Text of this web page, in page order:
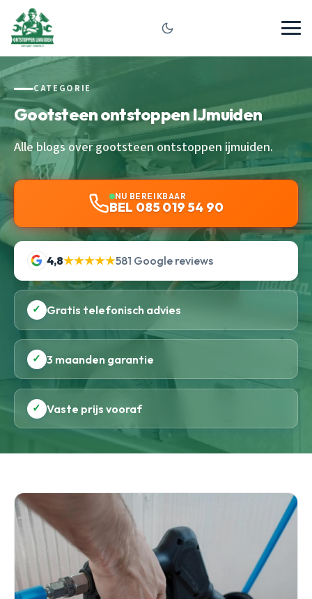
CATEGORIE
Gootsteen ontstoppen IJmuiden
Alle blogs over gootsteen ontstoppen ijmuiden.
NU BEREIKBAAR
BEL 085 019 54 90
4,8★★★★★581 Google reviews
✓ Gratis telefonisch advies
✓ 3 maanden garantie
✓ Vaste prijs vooraf